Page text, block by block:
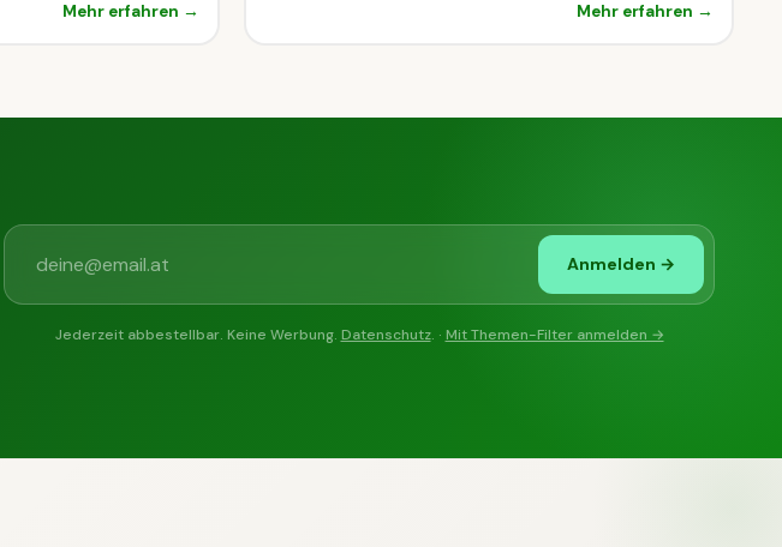
Mehr erfahren → Mehr erfahren →
Anmelden →
Jederzeit abbestellbar. Keine Werbung. Datenschutz. · Mit Themen-Filter anmelden →